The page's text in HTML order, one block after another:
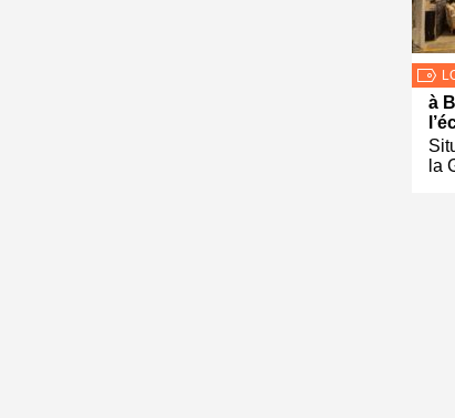
à
la